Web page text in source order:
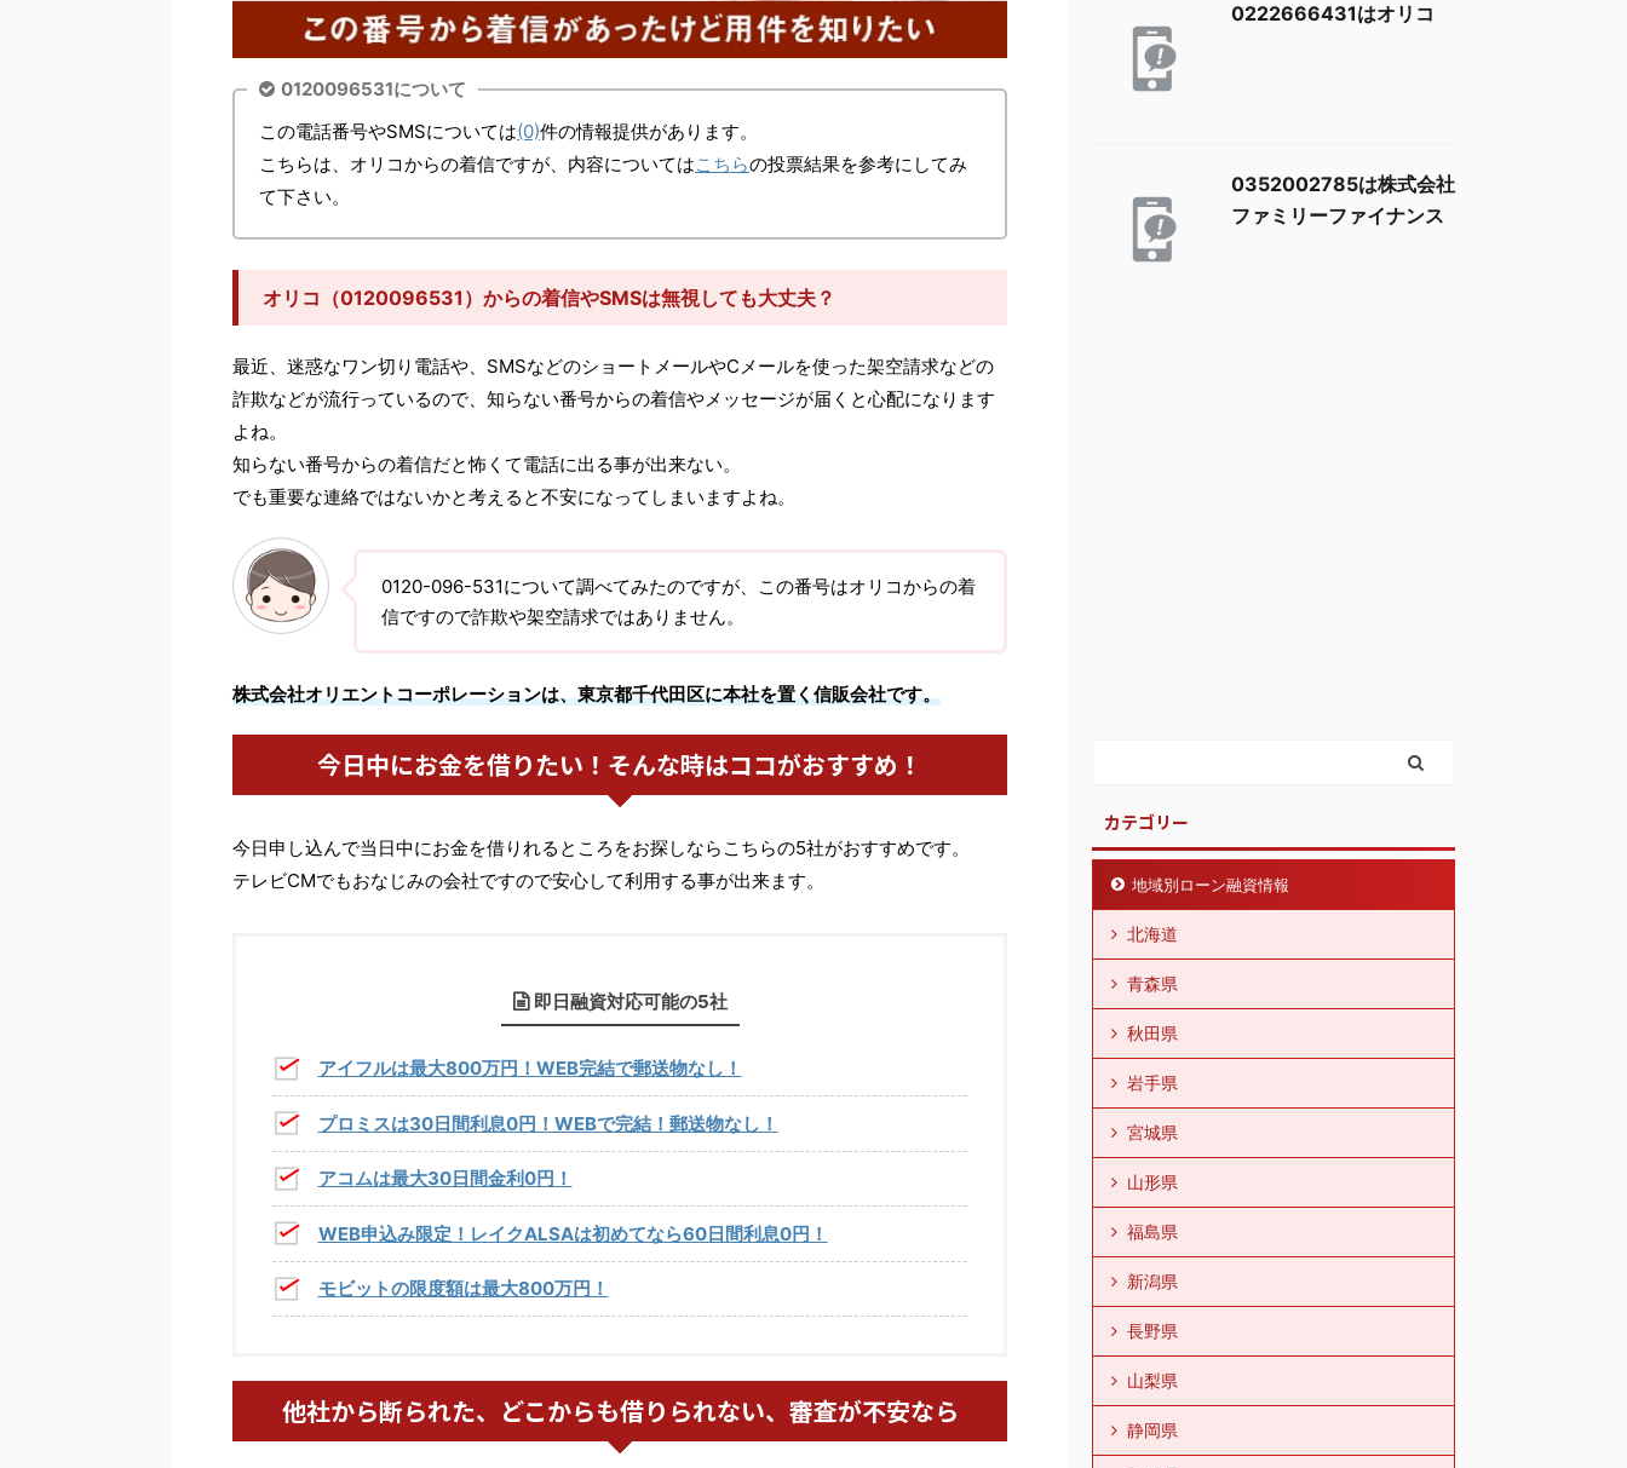
0120096531について
この電話番号やSMSについては(0)件の情報提供があります。
こちらは、オリコからの着信ですが、内容についてはこちらの投票結果を参考にしてみ
て下さい。
オリコ（0120096531）からの着信やSMSは無視しても大丈夫？
最近、迷惑なワン切り電話や、SMSなどのショートメールやCメールを使った架空請求などの
詐欺などが流行っているので、知らない番号からの着信やメッセージが届くと心配になります
よね。
知らない番号からの着信だと怖くて電話に出る事が出来ない。
でも重要な連絡ではないかと考えると不安になってしまいますよね。
0120-096-531について調べてみたのですが、この番号はオリコからの着
信ですので詐欺や架空請求ではありません。
株式会社オリエントコーポレーションは、東京都千代田区に本社を置く信販会社です。
今日中にお金を借りたい！そんな時はココがおすすめ！
今日申し込んで当日中にお金を借りれるところをお探しならこちらの5社がおすすめです。
テレビCMでもおなじみの会社ですので安心して利用する事が出来ます。
即日融資対応可能の5社
アイフルは最大800万円！WEB完結で郵送物なし！
プロミスは30日間利息0円！WEBで完結！郵送物なし！
アコムは最大30日間金利0円！
WEB申込み限定！レイクALSAは初めてなら60日間利息0円！
モビットの限度額は最大800万円！
他社から断られた、どこからも借りられない、審査が不安なら
0222666431はオリコ
0352002785は株式会社
ファミリーファイナンス
カテゴリー
地域別ローン融資情報
北海道
青森県
秋田県
岩手県
宮城県
山形県
福島県
新潟県
長野県
山梨県
静岡県